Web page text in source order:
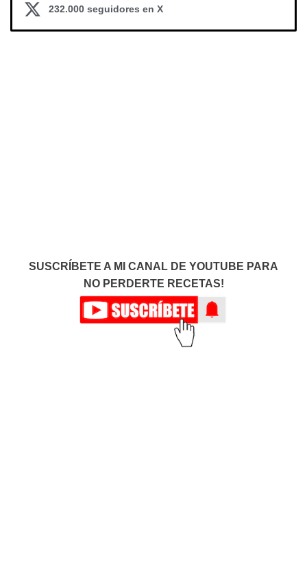
232.000 seguidores en X
SUSCRÍBETE A MI CANAL DE YOUTUBE PARA
NO PERDERTE RECETAS!